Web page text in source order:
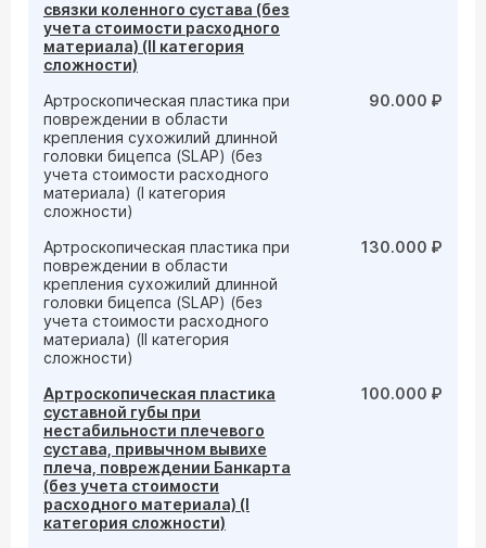
связки коленного сустава (без
учета стоимости расходного
материала) (II категория
сложности)
Артроскопическая пластика при
повреждении в области
крепления сухожилий длинной
головки бицепса (SLAP) (без
учета стоимости расходного
материала) (I категория
сложности)
90.000 ₽
Артроскопическая пластика при
повреждении в области
крепления сухожилий длинной
головки бицепса (SLAP) (без
учета стоимости расходного
материала) (II категория
сложности)
130.000 ₽
Артроскопическая пластика
суставной губы при
нестабильности плечевого
сустава, привычном вывихе
плеча, повреждении Банкарта
(без учета стоимости
расходного материала) (I
категория сложности)
100.000 ₽